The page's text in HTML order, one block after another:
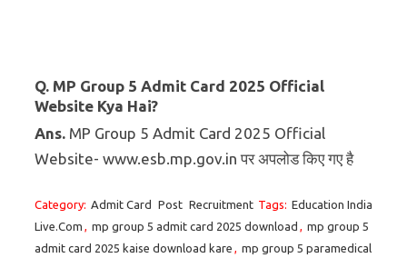
Q. MP Group 5 Admit Card 2025 Official
Website Kya Hai?
Ans. MP Group 5 Admit Card 2025 Official
Website- www.esb.mp.gov.in पर अपलोड किए गए है
Category: Admit Card Post Recruitment Tags: Education India
Live.Com , mp group 5 admit card 2025 download , mp group 5
admit card 2025 kaise download kare , mp group 5 paramedical